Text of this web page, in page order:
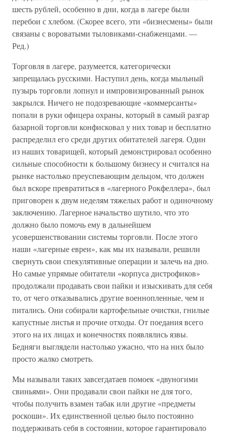
шесть рублей, особенно в дни, когда в лагере были
перебои с хлебом. (Скорее всего, эти «бизнесмены» были
связаны с вороватыми тыловиками-снабженцами. —
Ред.)
Торговля в лагере, разумеется, категорически
запрещалась русскими. Наступил день, когда мыльный
пузырь торговли лопнул и импровизированный рынок
закрылся. Ничего не подозревающие «коммерсанты»
попали в руки офицера охраны, который в самый разгар
базарной торговли конфисковал у них товар и бесплатно
распределил его среди других обитателей лагеря. Один
из наших товарищей, который демонстрировал особенно
сильные способности к большому бизнесу и считался на
рынке настолько преуспевающим дельцом, что должен
был вскоре превратиться в «лагерного Рокфеллера», был
приговорен к двум неделям тяжелых работ и одиночному
заключению. Лагерное начальство шутило, что это
должно было помочь ему в дальнейшем
усовершенствовании системы торговли. После этого
наши «лагерные евреи», как мы их называли, решили
свернуть свои спекулятивные операции и залечь на дно.
Но самые упрямые обитатели «корпуса дистрофиков»
продолжали продавать свои пайки и изыскивать для себя
то, от чего отказывались другие военнопленные, чем и
питались. Они собирали картофельные очистки, гнилые
капустные листья и прочие отходы. От поедания всего
этого на их лицах и конечностях появлялись язвы.
Бедняги выглядели настолько ужасно, что на них было
просто жалко смотреть.
Мы называли таких завсегдатаев помоек «двуногими
свиньями». Они продавали свои пайки не для того,
чтобы получить взамен табак или другие «предметы
роскоши». Их единственной целью было постоянно
поддерживать себя в состоянии, которое гарантировало